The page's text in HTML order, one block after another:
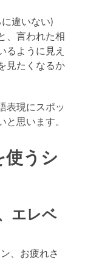
違いない)
、言われた相
るように見え
見たくなるか
表現にスポッ
と思います。
使うシ
エレベ
、お疲れさ